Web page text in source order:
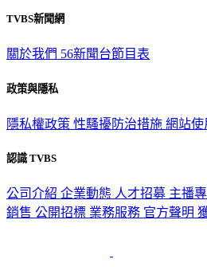
TVBS新聞網
關於我們 56新聞台節目表
政策與隱私
隱私權政策 性騷擾防治措施 網站使
認識 TVBS
公司介紹 企業動態 人才招募 主播
銷售 公開招標 業務服務 官方聲明